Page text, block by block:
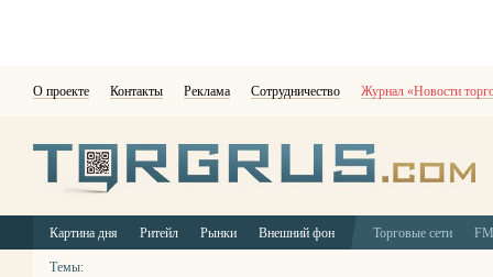
О проекте Контакты Реклама Сотрудничество Журнал «Новости
Картина дня Ритейл Рынки Внешний фон Торговые сети
Темы: